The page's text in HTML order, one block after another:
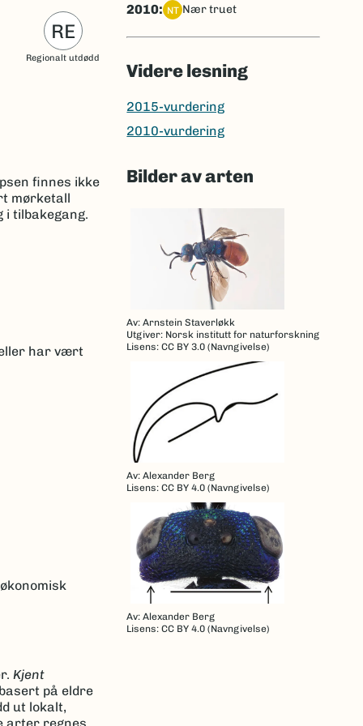
RE
Regionalt utdødd
finnes ikke
mørketall
tilbakegang.
har vært
Kjent
på eldre
ut lokalt,
2010: NT nær truet
Videre lesning
2015-vurdering
2010-vurdering
Bilder av arten
Av: Arnstein Staverløkk
Utgiver: Norsk institutt for naturforskning
Lisens: CC BY 3.0 (Navngivelse)
Av: Alexander Berg
Lisens: CC BY 4.0 (Navngivelse)
Av: Alexander Berg
Lisens: CC BY 4.0 (Navngivelse)